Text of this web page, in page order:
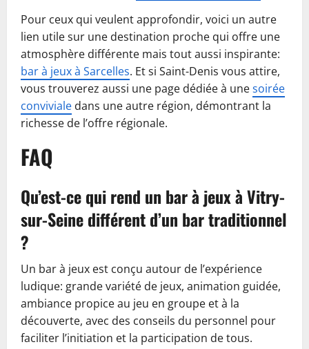
Pour ceux qui veulent approfondir, voici un autre
lien utile sur une destination proche qui offre une
atmosphère différente mais tout aussi inspirante:
bar à jeux à Sarcelles. Et si Saint-Denis vous attire,
vous trouverez aussi une page dédiée à unesoirée
conviviale dans une autre région, démontrant la
richesse de l’offre régionale.
FAQ
Qu’est-ce qui rend un bar à jeux à Vitry-
sur-Seine différent d’un bar traditionnel
?
Un bar à jeux est conçu autour de l’expérience
ludique: grande variété de jeux, animation guidée,
ambiance propice au jeu en groupe et à la
découverte, avec des conseils du personnel pour
faciliter l’initiation et la participation de tous.